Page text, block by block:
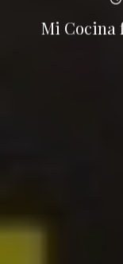
Mi Cocina